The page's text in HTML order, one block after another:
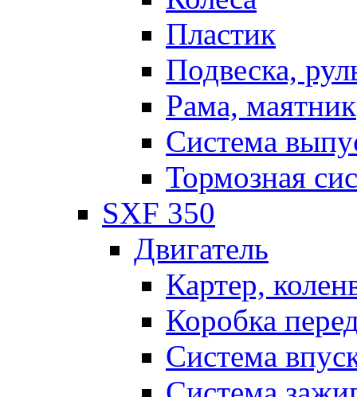
Пластик
Подвеска,
Рама, маятник
Система
Тормозная
SXF 350
Двигатель
Картер,
Коробка
Система